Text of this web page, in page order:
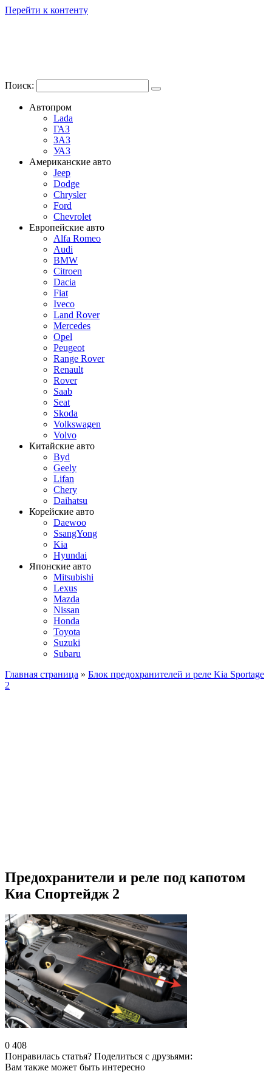
Перейти к контенту
Поиск:
Автопром
Lada
ГАЗ
ЗАЗ
УАЗ
Американские авто
Jeep
Dodge
Chrysler
Ford
Chevrolet
Европейские авто
Alfa Romeo
Audi
BMW
Citroen
Dacia
Fiat
Iveco
Land Rover
Mercedes
Opel
Peugeot
Range Rover
Renault
Rover
Saab
Seat
Skoda
Volkswagen
Volvo
Китайские авто
Byd
Geely
Lifan
Chery
Daihatsu
Корейские авто
Daewoo
SsangYong
Kia
Hyundai
Японские авто
Mitsubishi
Lexus
Mazda
Nissan
Honda
Toyota
Suzuki
Subaru
Главная страница » Блок предохранителей и реле Kia Sportage
2
Предохранители и реле под капотом
Киа Спортейдж 2
0 408
Понравилась статья? Поделиться с друзьями:
Вам также может быть интересно